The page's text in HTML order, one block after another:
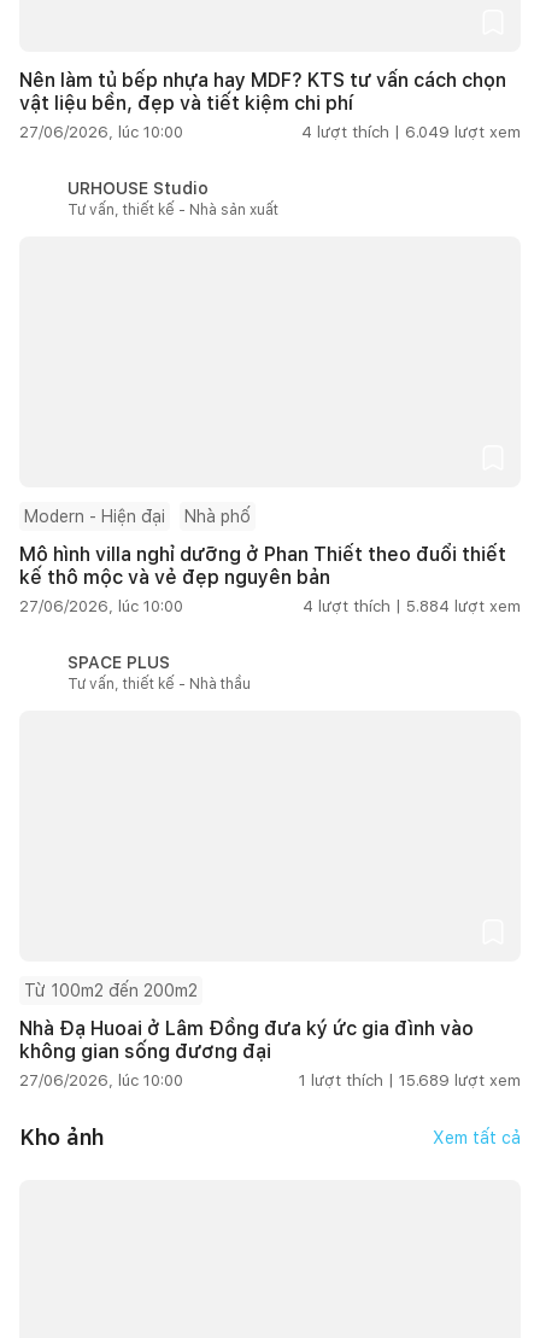
Nên làm tủ bếp nhựa hay MDF? KTS tư vấn cách chọn
vật liệu bền, đẹp và tiết kiệm chi phí
27/06/2026, lúc 10:00 4 lượt thích | 6.049 lượt xem
URHOUSE Studio
Tư vấn, thiết kế - Nhà sản xuất
Modern - Hiện đại Nhà phố
Mô hình villa nghỉ dưỡng ở Phan Thiết theo đuổi thiết
kế thô mộc và vẻ đẹp nguyên bản
27/06/2026, lúc 10:00 4 lượt thích | 5.884 lượt xem
SPACE PLUS
Tư vấn, thiết kế - Nhà thầu
Từ 100m2 đến 200m2
Nhà Đạ Huoai ở Lâm Đồng đưa ký ức gia đình vào
không gian sống đương đại
27/06/2026, lúc 10:00 1 lượt thích | 15.689 lượt xem
Kho ảnh Xem tất cả